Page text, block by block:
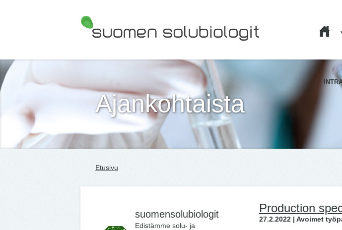
Ajankohtaista
Etusivu
suomensolubiologit
Edistämme solu- ja
Production
27.2.2022 | Avoimet